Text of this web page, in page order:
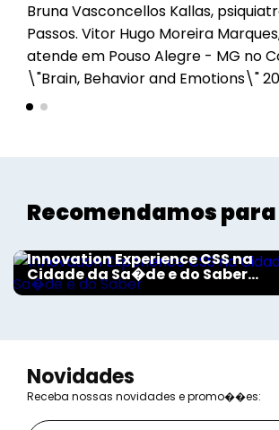
Bruna Vasconcellos Kallas,
Passos. Vitor Hugo Moreira
atende em Pouso Alegre - MG no
\"Brain, Behavior and Emotions\"
Recomendamos
Innovation Experience CSS na
Cidade da Sa�de e do Saber...
Novidades
Receba nossas novidades e promo��es: